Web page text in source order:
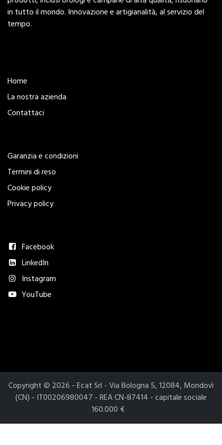
in tutto il mondo. Innovazione e artigianalità, al servizio del
tempo.
Home
La nostra azienda
Contattaci
Garanzia e condizioni
Termini di reso
Cookie policy
Privacy policy
Facebook
LinkedIn
Instagram
YouTube
Copyright © 2026 - Ecat Srl - Via Bologna 5, 12084, Mondovì
(CN) - IT00206980047 - REA CN-87414 - capitale sociale
160.000 €